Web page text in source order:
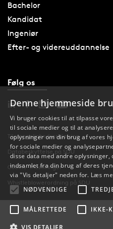
Bachelor
Kandidat
Ingeniør
Efter- og videreuddannelse
Følg os
Tilgængelighedserklæring
Databeskyttelse på SDU
Cookie-indstillinger
Whistleblowerordning på SDU
Denne hjemmeside
Vi bruger cookies til at tilpasse
til sociale medier og til at
oplysninger om din brug af vores
for sociale medier og
disse data med andre
indsamlet fra din brug af deres
via "Vis detaljer" neden for. Læs
NØDVENDIGE
MÅLRETTEDE IKKE-
VIS DETALJER